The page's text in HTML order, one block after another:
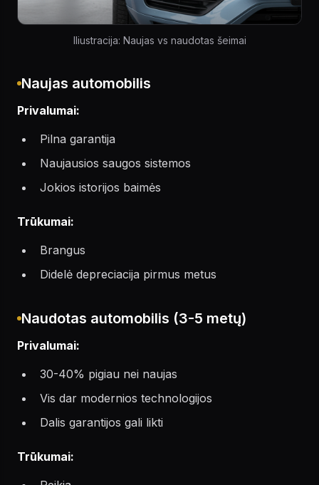
Iliustracija: Naujas vs naudotas šeimai
Naujas automobilis
Privalumai:
Pilna garantija
Naujausios saugos sistemos
Jokios istorijos baimės
Trūkumai:
Brangus
Didelė depreciacija pirmus metus
Naudotas automobilis (3-5 metų)
Privalumai:
30-40% pigiau nei naujas
Vis dar modernios technologijos
Dalis garantijos gali likti
Trūkumai: